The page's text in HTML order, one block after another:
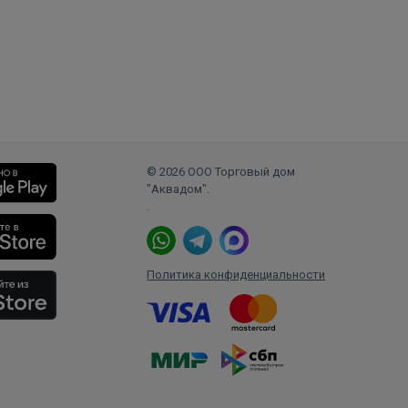
© 2026 ООО Торговый дом
"Аквадом".
.
Политика конфиденциальности